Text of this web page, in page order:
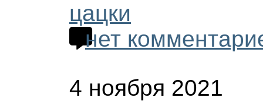
цацки
нет
4 ноября 2021